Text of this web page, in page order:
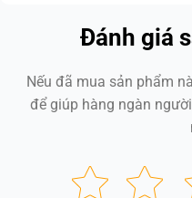
Đánh giá
Nếu đã mua sản phẩm
để giúp hàng ngàn